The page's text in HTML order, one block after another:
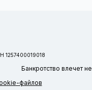
1257400019018
Банкротство влечет
файлов